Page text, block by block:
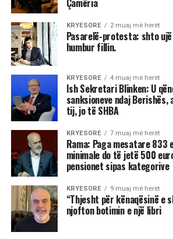
Çamëria
KRYESORE 2 muaj më herët
Pasarelë-protesta: shto
humbur fillin.
KRYESORE 4 muaj më herët
Ish Sekretari Blinken: U
sanksioneve ndaj
tij, jo të SHBA
KRYESORE 7 muaj më herët
Rama: Paga mesatare 833
minimale do të jetë 500
pensionet sipas kategorive
KRYESORE 9 muaj më herët
“Thjesht për kënaqësinë e
njofton botimin e një libri